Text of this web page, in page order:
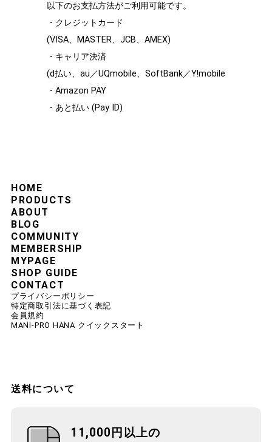
以下のお支払方法がご利用可能です。
・クレジットカード
(VISA、MASTER、JCB、AMEX)
・キャリア決済
(d払い、au／UQmobile、SoftBank／Y!mobile
・Amazon PAY
・あと払い (Pay ID)
HOME
PRODUCTS
ABOUT
BLOG
COMMUNITY
MEMBERSHIP
MYPAGE
SHOP GUIDE
CONTACT
プライバシーポリシー
特定商取引法に基づく表記
会員規約
MANI-PRO HANA クイックスタート
送料について
11,000円以上の